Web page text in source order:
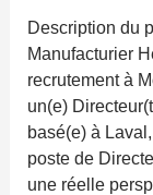
Description du
Manufacturier
recrutement à
un(e)
basé(e) à
poste de
une réelle